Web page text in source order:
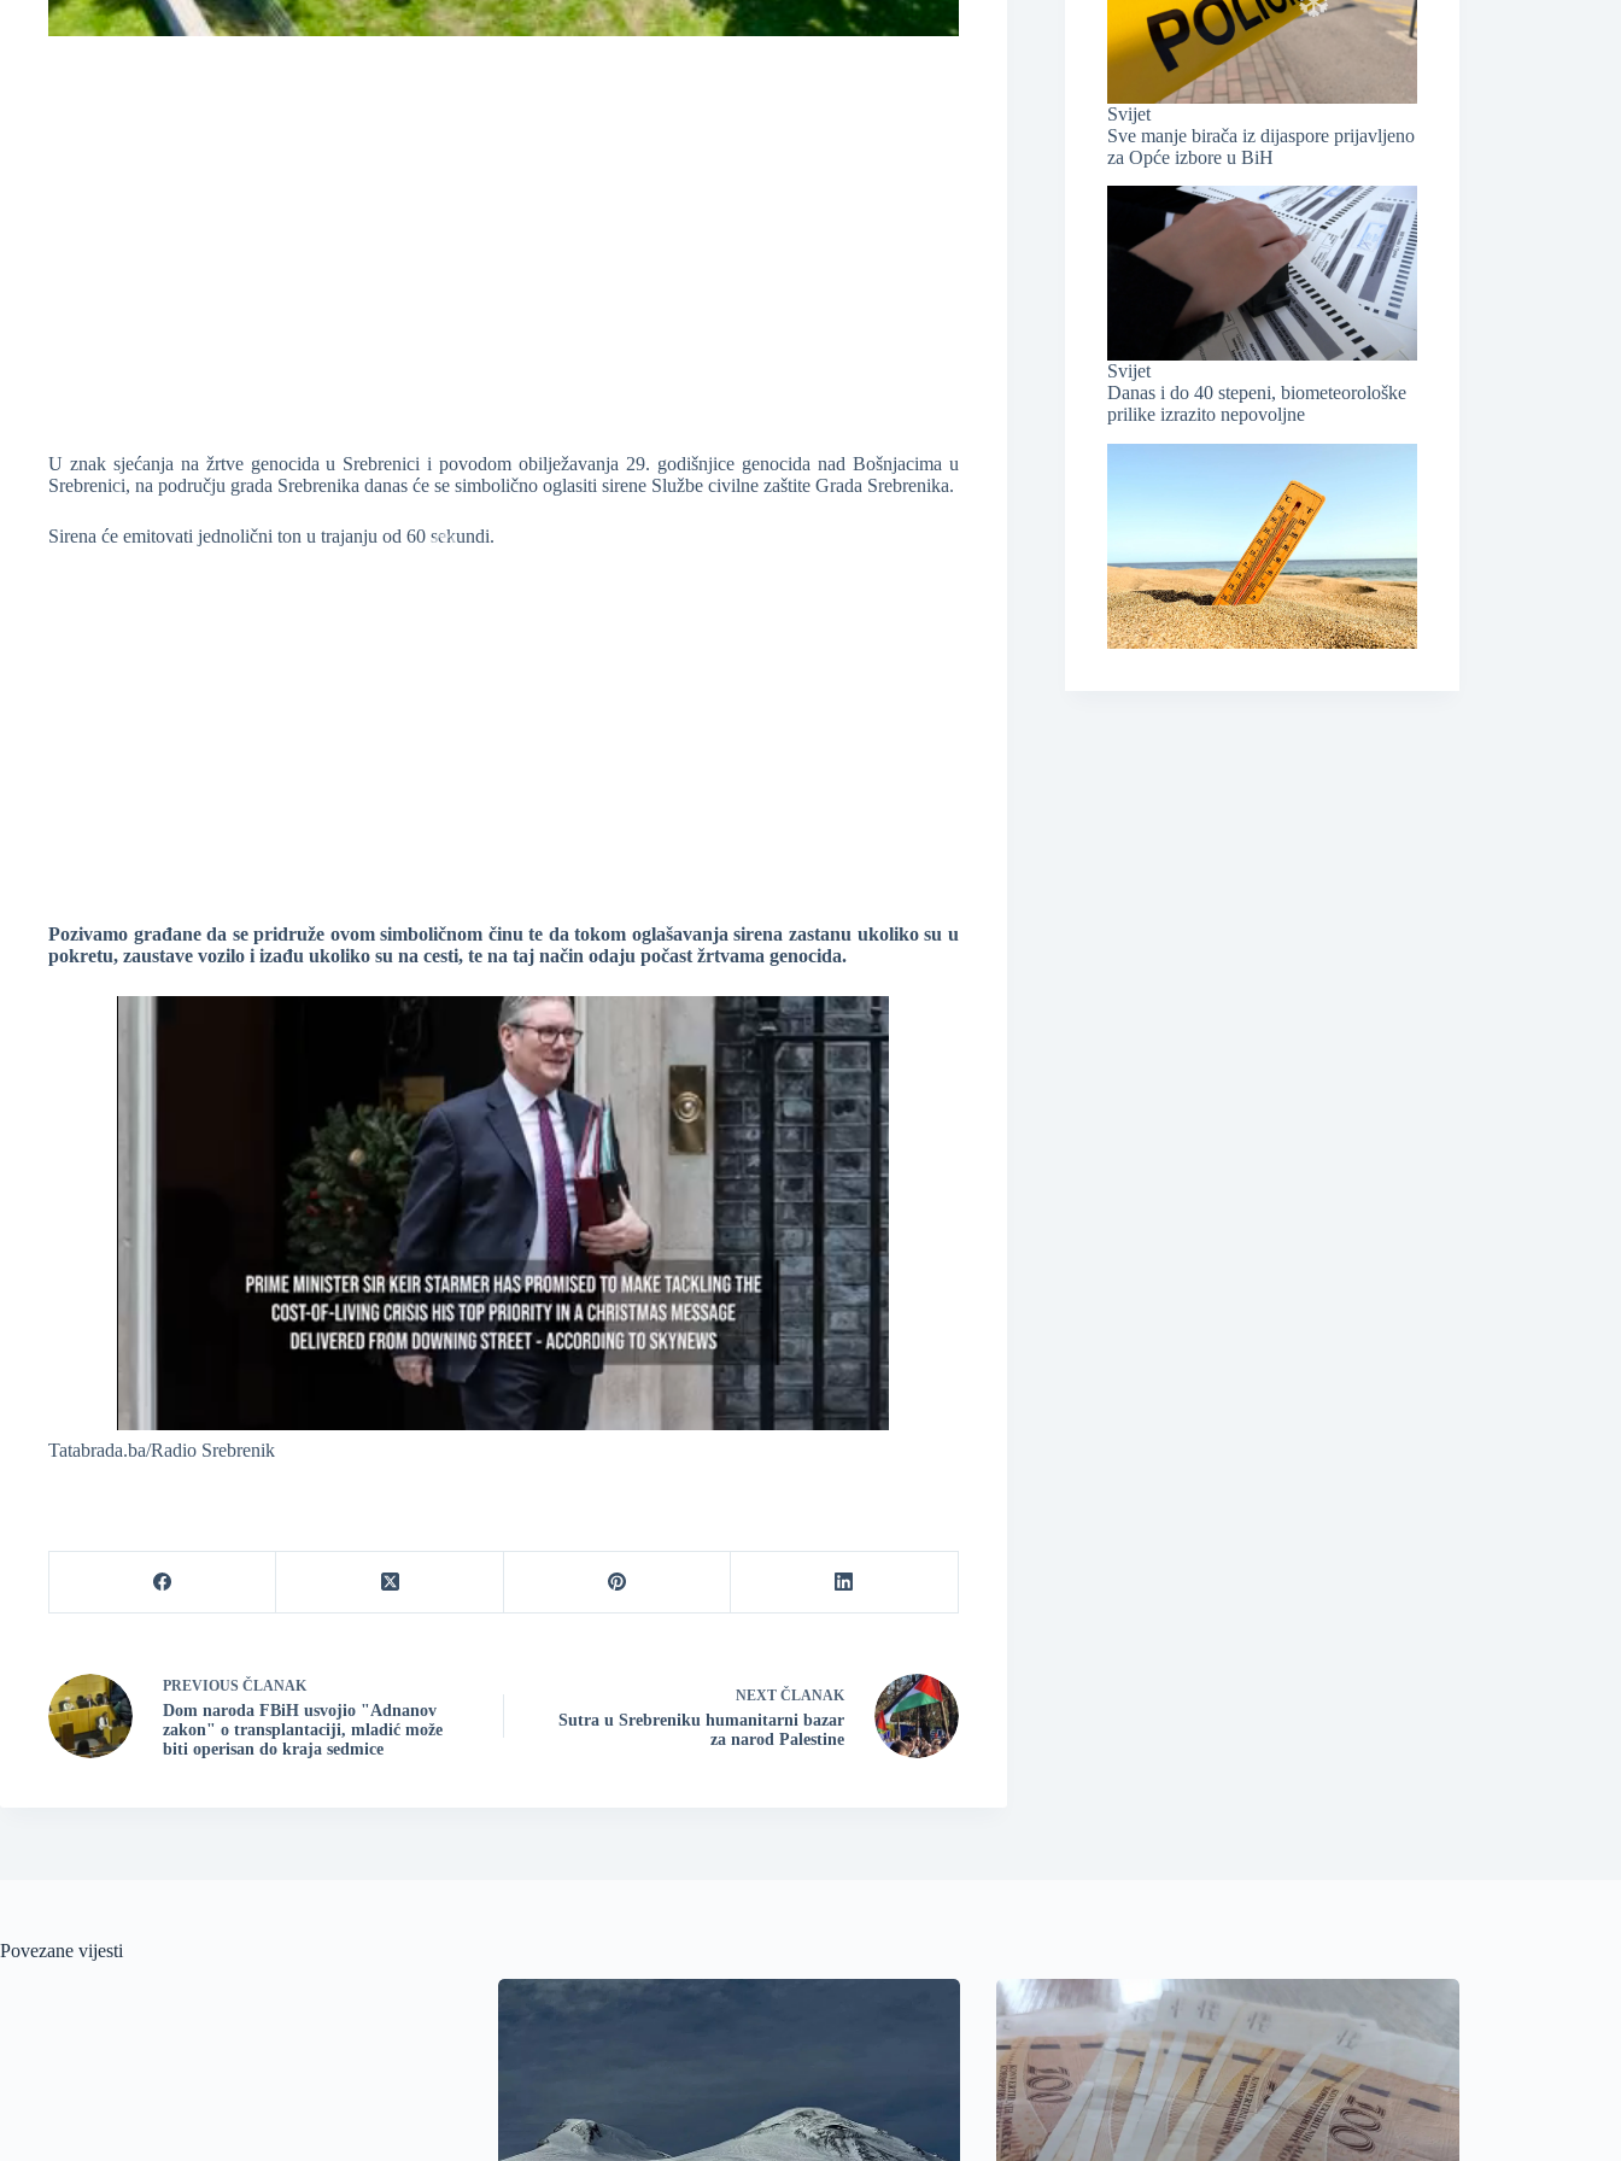
U znak sjećanja na žrtve genocida u Srebrenici i povodom obilježavanja 29. godišnjice genocida nad Bošnjacima u
Srebrenici, na području grada Srebrenika danas će se simbolično oglasiti sirene Službe civilne zaštite Grada Srebrenika.
Sirena će emitovati jednolični ton u trajanju od 60 sekundi.
Pozivamo građane da se pridruže ovom simboličnom činu te da tokom oglašavanja sirena zastanu ukoliko su u
pokretu, zaustave vozilo i izađu ukoliko su na cesti, te na taj način odaju počast žrtvama genocida.
Tatabrada.ba/Radio Srebrenik
PREVIOUS ČLANAK
Dom naroda FBiH usvojio "Adnanov
zakon" o transplantaciji, mladić može
biti operisan do kraja sedmice
NEXT ČLANAK
Sutra u Srebreniku humanitarni bazar
za narod Palestine
Svijet
Sve manje birača iz dijaspore prijavljeno
za Opće izbore u BiH
Svijet
Danas i do 40 stepeni, biometeorološke
prilike izrazito nepovoljne
Povezane vijesti
❆
❆